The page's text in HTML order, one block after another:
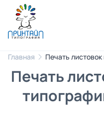
Главная Печать
Печать